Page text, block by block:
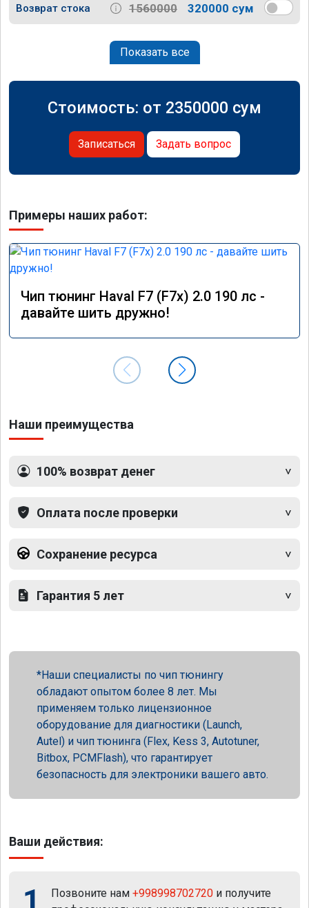
Возврат стока 1560000 320000 сум
Показать все
Стоимость: от 2350000 сум
Записаться Задать вопрос
Примеры наших работ:
Чип тюнинг Haval F7 (F7x) 2.0 190 лс -
давайте шить дружно!
Наши преимущества
100% возврат денег
Оплата после проверки
Сохранение ресурса
Гарантия 5 лет
Наши специалисты по чип тюнингу
обладают опытом более 8 лет. Мы
применяем только лицензионное
оборудование для диагностики (Launch,
Autel) и чип тюнинга (Flex, Kess 3, Autotuner,
Bitbox, PCMFlash), что гарантирует
безопасность для электроники вашего авто.
Ваши действия:
1 Позвоните нам +998998702720 и получите